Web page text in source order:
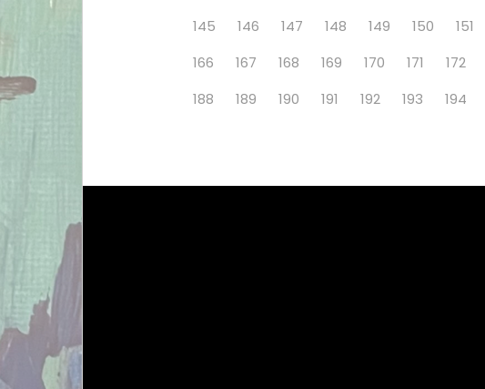
145
146 147 148 149 150 151
166
167 168 169 170 171 172
188
189 190 191 192 193 194